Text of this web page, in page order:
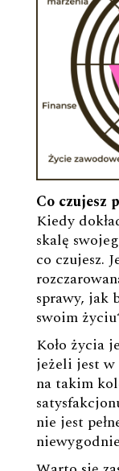
Co czujesz
Kiedy
skalę
co czujesz.
sprawy, jak
swoim
Koło życia
jeżeli jest w
na takim
nie jest